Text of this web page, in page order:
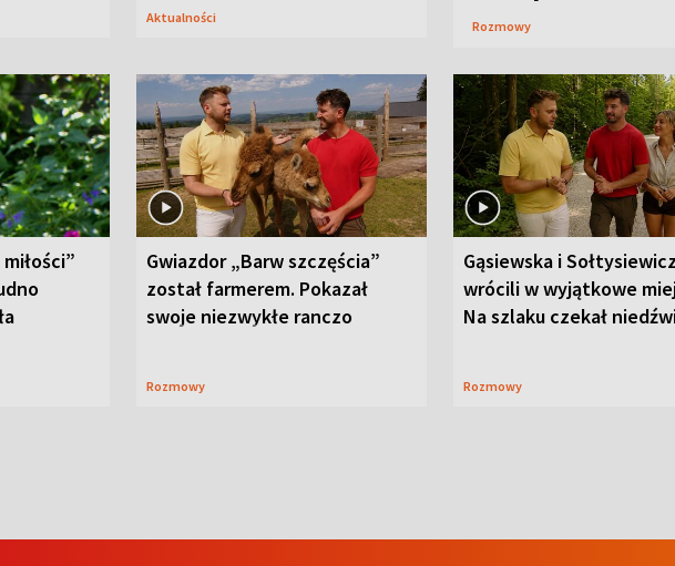
Aktualności
Rozmowy
Gwiazdor „Barw szczęścia”
został farmerem. Pokazał
swoje niezwykłe ranczo
Rozmowy
Gąsiewska i Sołtysiewicz
wrócili w wyjątkowe
Na szlaku czekał
Rozmowy